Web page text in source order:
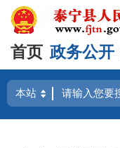
首页 政务公开